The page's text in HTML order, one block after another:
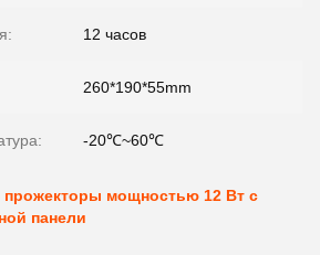
12 часов
260*190*55mm
-20℃~60℃
мощностью 12 Вт с
панели